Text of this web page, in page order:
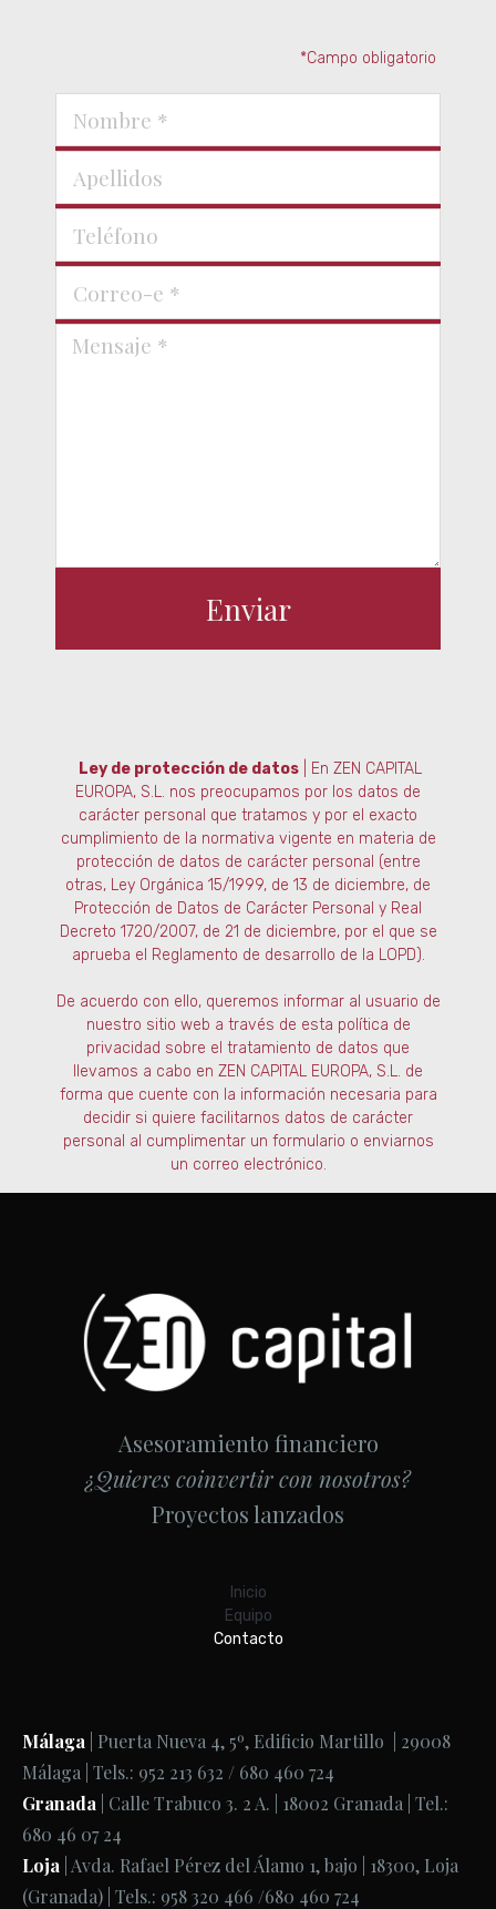
*Campo obligatorio
Enviar
Ley de protección de datos
En ZEN CAPITAL
EUROPA, S.L. nos preocupamos por los datos de
carácter personal que tratamos y por el exacto
cumplimiento de la normativa vigente en materia de
protección de datos de carácter personal (entre
otras, Ley Orgánica 15/1999, de 13 de diciembre, de
Protección de Datos de Carácter Personal y Real
Decreto 1720/2007, de 21 de diciembre, por el que se
aprueba el Reglamento de desarrollo de la LOPD).
De acuerdo con ello, queremos informar al usuario de
nuestro sitio web a través de esta política de
privacidad sobre el tratamiento de datos que
llevamos a cabo en ZEN CAPITAL EUROPA, S.L. de
forma que cuente con la información necesaria para
decidir si quiere facilitarnos datos de carácter
personal al cumplimentar un formulario o enviarnos
un correo electrónico.
Asesoramiento financiero
¿Quieres coinvertir con nosotros?
Proyectos lanzados
Inicio
Equipo
Contacto
Málaga | Puerta Nueva 4, 5º, Edificio Martillo | 29008
Málaga | Tels.: 952 213 632 / 680 460 724
Granada | Calle Trabuco 3. 2 A. | 18002 Granada | Tel.:
680 46 07 24
Loja | Avda. Rafael Pérez del Álamo 1, bajo | 18300, Loja
(Granada) | Tels.: 958 320 466 /680 460 724